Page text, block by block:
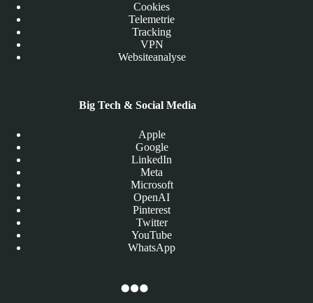
Cookies
Telemetrie
Tracking
VPN
Websiteanalyse
Big Tech & Social Media
Apple
Google
LinkedIn
Meta
Microsoft
OpenAI
Pinterest
Twitter
YouTube
WhatsApp